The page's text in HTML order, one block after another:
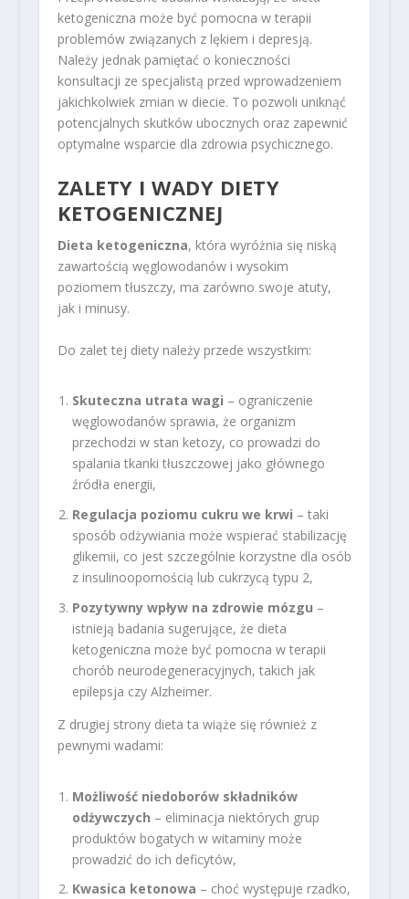
ketogeniczna może być pomocna w terapii
problemów związanych z lękiem i depresją.
Należy jednak pamiętać o konieczności
konsultacji ze specjalistą przed wprowadzeniem
jakichkolwiek zmian w diecie. To pozwoli uniknąć
potencjalnych skutków ubocznych oraz zapewnić
optymalne wsparcie dla zdrowia psychicznego.
ZALETY I WADY DIETY
KETOGENICZNEJ
Dieta ketogeniczna, która wyróżnia się niską
zawartością węglowodanów i wysokim
poziomem tłuszczy, ma zarówno swoje atuty,
jak i minusy.
Do zalet tej diety należy przede wszystkim:
Skuteczna utrata wagi – ograniczenie
węglowodanów sprawia, że organizm
przechodzi w stan ketozy, co prowadzi do
spalania tkanki tłuszczowej jako głównego
źródła energii,
Regulacja poziomu cukru we krwi – taki
sposób odżywiania może wspierać stabilizację
glikemii, co jest szczególnie korzystne dla osób
z insulinoopornością lub cukrzycą typu 2,
Pozytywny wpływ na zdrowie mózgu –
istnieją badania sugerujące, że dieta
ketogeniczna może być pomocna w terapii
chorób neurodegeneracyjnych, takich jak
epilepsja czy Alzheimer.
Z drugiej strony dieta ta wiąże się również z
pewnymi wadami:
Możliwość niedoborów składników
odżywczych – eliminacja niektórych grup
produktów bogatych w witaminy może
prowadzić do ich deficytów,
Kwasica ketonowa – choć występuje rzadko,